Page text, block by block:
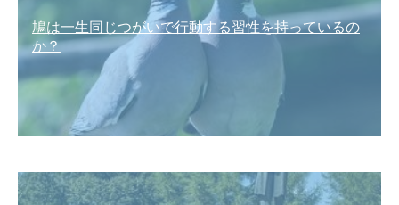
鳩は一生同じつがいで行動する習性を持っているの
か？